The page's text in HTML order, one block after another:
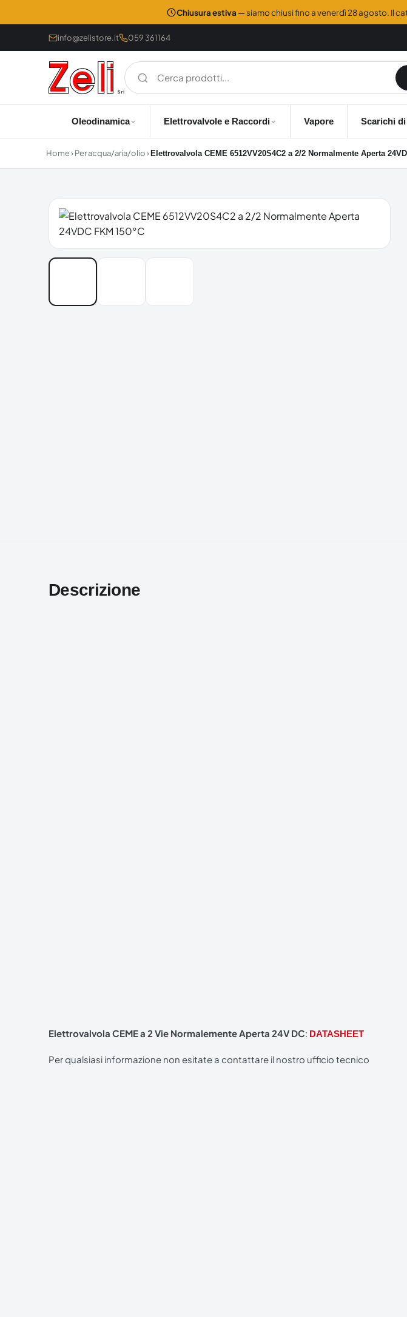
Chiusura estiva — siamo chiusi fino a venerdì 28 agosto. Il
info@zelistore.it 059 361164
Oleodinamica Elettrovalvole e Raccordi Vapore Scarichi
Home›Per acqua/aria/olio› Elettrovalvola CEME 6512VV20S4C2 a 2/2 Normalmente Aperta
Descrizione
Elettrovalvola CEME a 2 Vie Normalemente Aperta 24V DC: DATASHEET
Per qualsiasi informazione non esitate a contattare il nostro ufficio tecnico